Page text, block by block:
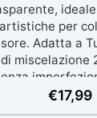
per
Adatta a
miscelazione
senza bolle,
€17,99